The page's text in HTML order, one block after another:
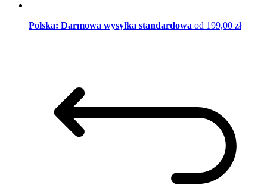
Polska: Darmowa wysyłka standardowa od 199,00 zł